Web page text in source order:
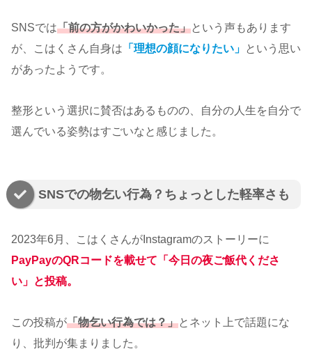
SNSでは「前の方がかわいかった」という声もあります
が、こはくさん自身は 「理想の顔になりたい」
という思い
があったようです。
整形という選択に賛否はあるものの、自分の人生を自分で
選んでいる姿勢はすごいなと感じました。
SNSでの物乞い行為？ちょっとした軽率さも
2023年6月、こはくさんがInstagramのストーリーに
PayPayのQRコードを載せて「今日の夜ご飯代くださ
い」と投稿。
この投稿が「物乞い行為では？」とネット上で話題にな
り、批判が集まりました。